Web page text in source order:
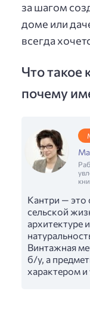
за шагом
доме или
всегда
Что такое
почему
Кантри — это
сельской
архитектуре
Винтажная
б/у, а
характером